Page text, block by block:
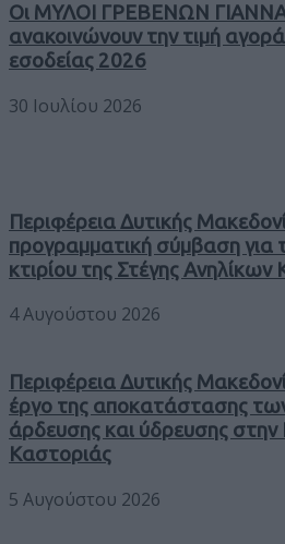
Οι ΜΥΛΟΙ ΓΡΕΒΕΝΩΝ
ανακοινώνουν την τιμή
εσοδείας 2026
30 Ιουλίου 2026
Περιφέρεια Δυτικής
προγραμματική σύμβαση για
κτιρίου της Στέγης Ανηλίκων
4 Αυγούστου 2026
Περιφέρεια Δυτικής
έργο της αποκατάστασης
άρδευσης και ύδρευσης
Καστοριάς
5 Αυγούστου 2026